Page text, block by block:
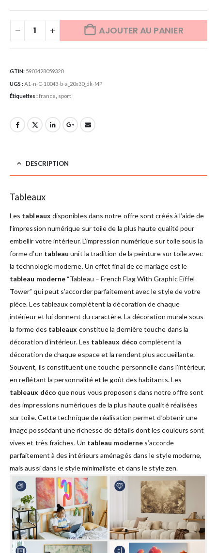
AJOUTER AU PANIER
GTIN: 5903428059320
UGS : A1-n-C-10043-b-a_20x30_dk-MP
Étiquettes :france sport
DESCRIPTION
Tableaux
Les tableaux disponibles dans notre offre sont créés à l’aide de
l’impression numérique sur toile de la plus haute qualité pour
embellir votre intérieur. L’impression numérique sur toile sous la
forme d’un tableau unit la tradition de la peinture sur toile avec
la technologie moderne. Un effet final de ce mariage est le
tableau moderne “Tableau – French Flag With Graphic Eiffel
Tower” qui peut s’accorder parfaitement avec le style de votre
pièce. Les tableaux complètent la décoration de chaque
intérieur et lui donnent du caractère. La décoration murale sous
la forme des tableaux constitue la dernière touche dans la
décoration d’intérieur. Les tableaux déco complètent la
décoration de chaque espace et la rendent plus accueillante.
Souvent, ils constituent une touche personnelle dans l’intérieur,
en reflétant la personnalité et le goût des habitants. Les
tableaux déco que nous vous proposons dans notre offre sont
des impressions numériques de la plus haute qualité réalisées
sur toile. Cette technique de réalisation permet d’obtenir une
image possédant une richesse de détails dont les couleurs sont
vives et très fraîches. Un tableau modernes’accorde
parfaitement à des intérieurs aménagés dans le style moderne,
mais aussi dans le style minimaliste et dans le style zen.